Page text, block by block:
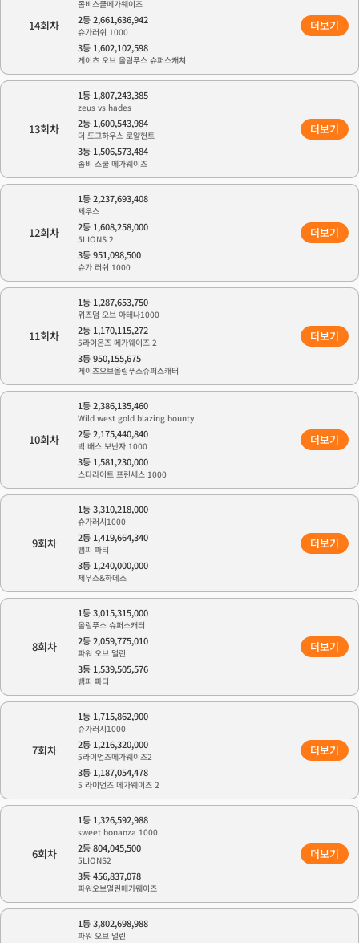
14회차
좀비스쿨메가웨이즈
2등 2,661,636,942
슈가러쉬 1000
3등 1,602,102,598
게이츠 오브 올림푸스 슈퍼스캐쳐
더보기
13회차
1등 1,807,243,385
zeus vs hades
2등 1,600,543,984
더 도그하우스 로얄헌트
3등 1,506,573,484
좀비 스쿨 메가웨이즈
더보기
12회차
1등 2,237,693,408
제우스
2등 1,608,258,000
5LIONS 2
3등 951,098,500
슈가 러쉬 1000
더보기
11회차
1등 1,287,653,750
위즈덤 오브 아테나1000
2등 1,170,115,272
5라이온즈 메가웨이즈 2
3등 950,155,675
게이츠오브올림푸스슈퍼스캐터
더보기
10회차
1등 2,386,135,460
Wild west gold blazing bounty
2등 2,175,440,840
빅 배스 보난자 1000
3등 1,581,230,000
스타라이트 프린세스 1000
더보기
9회차
1등 3,310,218,000
슈가러시1000
2등 1,419,664,340
뱀피 파티
3등 1,240,000,000
제우스&하데스
더보기
8회차
1등 3,015,315,000
올림푸스 슈퍼스캐터
2등 2,059,775,010
파워 오브 멀린
3등 1,539,505,576
뱀피 파티
더보기
7회차
1등 1,715,862,900
슈가러시1000
2등 1,216,320,000
5라이언즈메가웨이즈2
3등 1,187,054,478
5 라이언즈 메가웨이즈 2
더보기
6회차
1등 1,326,592,988
sweet bonanza 1000
2등 804,045,500
5LIONS2
3등 456,837,078
파워오브멀린메가웨이즈
더보기
1등 3,802,698,988
파워 오브 멀린